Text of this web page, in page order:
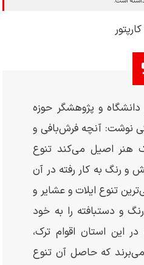
و پژوهشگر حوزه
نوشت: آنچه فرش‌بافی و
هنر اصیل می‌کند تنوع
و رنگ به کار رفته در آن
تنوع ایلات و عشایر و
و دستبافته را به خود
این استان اقوام ترک،
که حاصل آن تنوع